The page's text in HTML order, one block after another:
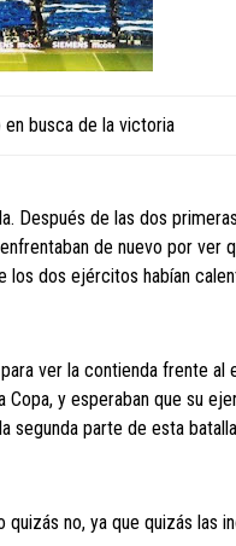
en busca de la victoria
Después de las dos
de nuevo por ver
los dos ejércitos habían
ver la contienda frente
y esperaban que su
parte de esta
no, ya que quizás las